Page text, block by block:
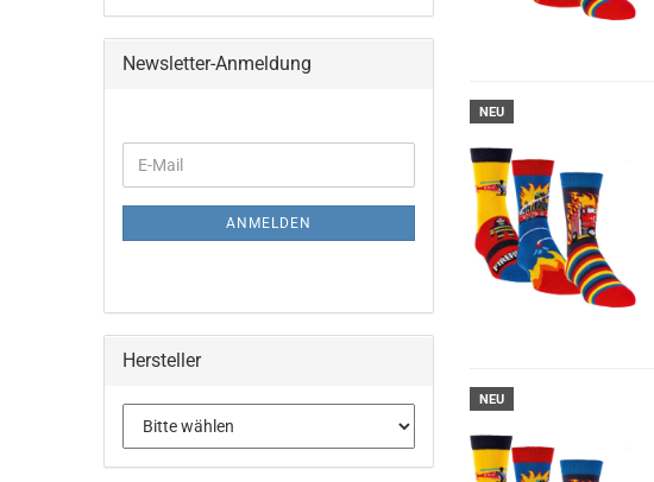
NEU
NEU
Newsletter-Anmeldung
ZUR
E-
Mail
ANMELDEN
Hersteller